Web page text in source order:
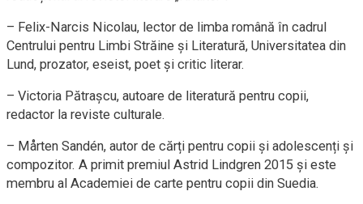
– Felix-Narcis Nicolau, lector de limba română în cadrul
Centrului pentru Limbi Străine şi Literatură, Universitatea din
Lund, prozator, eseist, poet şi critic literar.
– Victoria Pătrașcu, autoare de literatură pentru copii,
redactor la reviste culturale.
– Mårten Sandén, autor de cărți pentru copii și adolescenți și
compozitor. A primit premiul Astrid Lindgren 2015 și este
membru al Academiei de carte pentru copii din Suedia.